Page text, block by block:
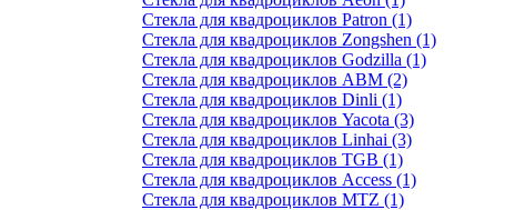
Стекла для квадроциклов Patron (1)
Стекла для квадроциклов Zongshen (1)
Стекла для квадроциклов Godzilla (1)
Стекла для квадроциклов АВМ (2)
Стекла для квадроциклов Dinli (1)
Стекла для квадроциклов Yacota (3)
Стекла для квадроциклов Linhai (3)
Стекла для квадроциклов TGB (1)
Стекла для квадроциклов Access (1)
Стекла для квадроциклов MTZ (1)